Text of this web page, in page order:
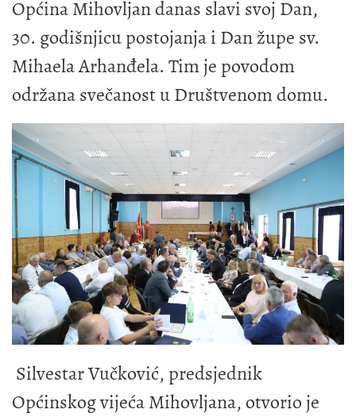
Općina Mihovljan danas slavi svoj Dan,
30. godišnjicu postojanja i Dan župe sv.
Mihaela Arhanđela. Tim je povodom
održana svečanost u Društvenom domu.
Silvestar Vučković, predsjednik
Općinskog vijeća Mihovljana, otvorio je